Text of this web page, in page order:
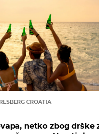
CROATIA
netko zbog drške